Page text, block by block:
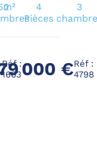
2
Réf :
1663
4
Pièces
3
000 €Réf :
4798